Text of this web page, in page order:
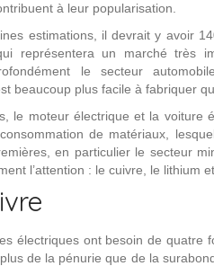
à leur popularisation.
estimations, il devrait y avoir
représentera un marché très
le secteur
beaucoup plus facile à fabriquer
le moteur électrique et la voiture
de matériaux,
en particulier le secteur
l’attention : le cuivre, le lithium
électriques ont besoin de quatre
de la pénurie que de la